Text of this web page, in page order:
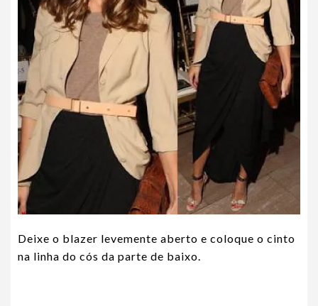
Deixe o blazer levemente aberto e coloque o cinto
na linha do cós da parte de baixo.